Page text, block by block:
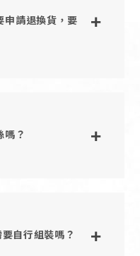
申請退換貨，要
嗎？
自行組裝嗎？